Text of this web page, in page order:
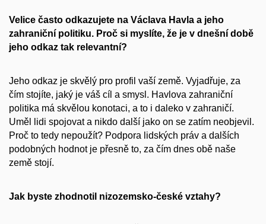
Velice často odkazujete na Václava Havla a jeho
zahraniční politiku. Proč si myslíte, že je v dnešní době
jeho odkaz tak relevantní?
Jeho odkaz je skvělý pro profil vaší země. Vyjadřuje, za
čím stojíte, jaký je váš cíl a smysl. Havlova zahraniční
politika má skvělou konotaci, a to i daleko v zahraničí.
Uměl lidi spojovat a nikdo další jako on se zatím neobjevil.
Proč to tedy nepoužít? Podpora lidských práv a dalších
podobných hodnot je přesně to, za čím dnes obě naše
země stojí.
Jak byste zhodnotil nizozemsko-české vztahy?